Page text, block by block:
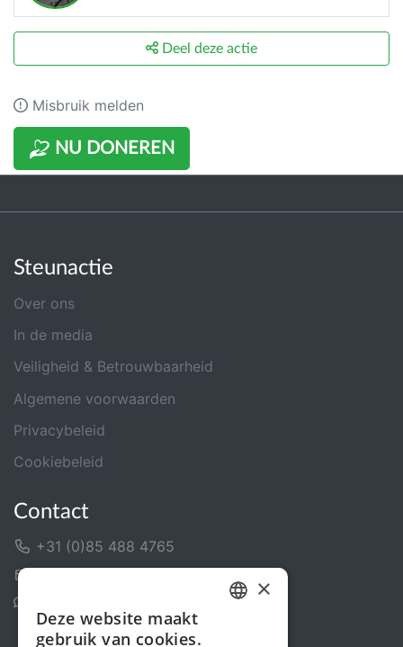
NU DONEREN
Deel deze actie
Misbruik melden
Steunactie
Over ons
In de media
Veiligheid & Betrouwbaarheid
Algemene voorwaarden
Privacybeleid
Cookiebeleid
Contact
+31 (0)85 488 4765
×
Deze website maakt
gebruik van cookies.